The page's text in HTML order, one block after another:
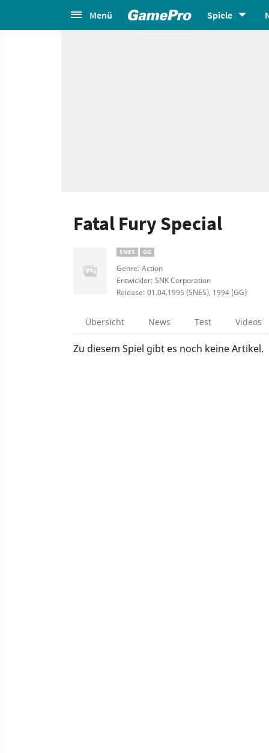
Menü Spiele
Fatal Fury Special
SNES GG
Genre: Action
Entwickler: SNK Corporation
Release: 01.04.1995 (SNES), 1994 (GG)
Übersicht News Test Videos
Zu diesem Spiel gibt es noch keine Artikel.